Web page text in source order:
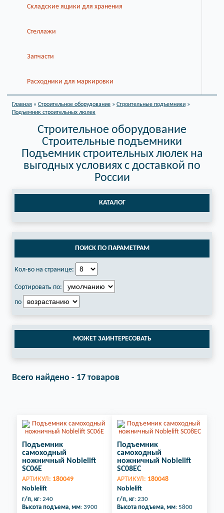
Складские ящики для хранения
Стеллажи
Запчасти
Расходники для маркировки
Главная » Строительное оборудование » Строительные подъемники »
Подъемник строительных люлек
Строительное оборудование
Строительные подъемники
Подъемник строительных люлек на
выгодных условиях с доставкой по
России
КАТАЛОГ
ПОИСК ПО ПАРАМЕТРАМ
Кол-во на странице:
Сортировать по:
по
МОЖЕТ ЗАИНТЕРЕСОВАТЬ
Всего найдено - 17 товаров
Подъемник
самоходный
ножничный Noblelift
SC06E
АРТИКУЛ: 180049
Noblelift
г/п, кг: 240
Высота подъема, мм: 3900
Подъемник
самоходный
ножничный Noblelift
SC08EC
АРТИКУЛ: 180048
Noblelift
г/п, кг: 230
Высота подъема, мм: 5800